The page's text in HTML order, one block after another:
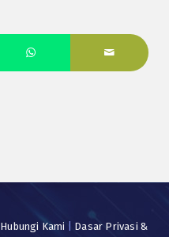
Hubungi Kami
Dasar Privasi &